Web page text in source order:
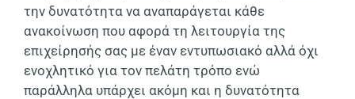
την δυνατότητα να αναπαράγεται κάθε
ανακοίνωση που αφορά τη λειτουργία της
επιχείρησής σας με έναν εντυπωσιακό αλλά όχι
ενοχλητικό για τον πελάτη τρόπο ενώ
παράλληλα υπάρχει ακόμη και η δυνατότητα